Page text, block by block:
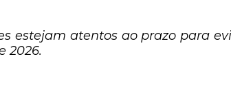
estejam atentos ao prazo para
2026.